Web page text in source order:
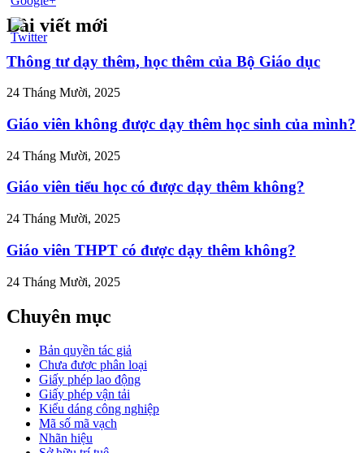
thanh-
tu-
Bài viết mới
Thông tư dạy thêm, học thêm của Bộ Giáo dục
24 Tháng Mười, 2025
Giáo viên không được dạy thêm học sinh của mình?
24 Tháng Mười, 2025
Giáo viên tiểu học có được dạy thêm không?
24 Tháng Mười, 2025
Giáo viên THPT có được dạy thêm không?
24 Tháng Mười, 2025
Chuyên mục
Bản quyền tác giả
Chưa được phân loại
Giấy phép lao động
Giấy phép vận tải
Kiểu dáng công nghiệp
Mã số mã vạch
Nhãn hiệu